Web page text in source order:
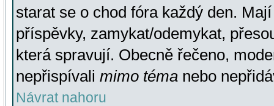
starat se o chod fóra každý den.
příspěvky, zamykat/odemykat,
která spravují. Obecně řečeno,
nepřispívali mimo téma nebo
Návrat nahoru